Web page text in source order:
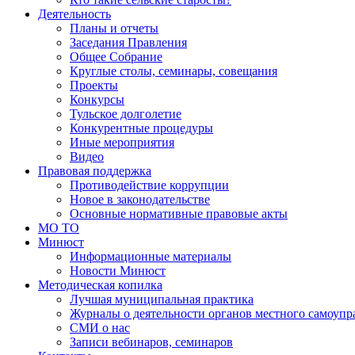
Деятельность
Планы и отчеты
Заседания Правления
Общее Собрание
Круглые столы, семинары, совещания
Проекты
Конкурсы
Тульское долголетие
Конкурентные процедуры
Иные мероприятия
Видео
Правовая поддержка
Противодействие коррупции
Новое в законодательстве
Основные нормативные правовые акты
МО ТО
Минюст
Информационные материалы
Новости Минюст
Методическая копилка
Лучшая муниципальная практика
Журналы о деятельности органов местного
СМИ о нас
Записи вебинаров, семинаров